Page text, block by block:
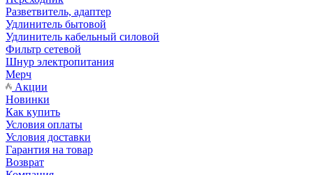
Разветвитель, адаптер
Удлинитель бытовой
Удлинитель кабельный силовой
Фильтр сетевой
Шнур электропитания
Мерч
Акции
Новинки
Как купить
Условия оплаты
Условия доставки
Гарантия на товар
Возврат